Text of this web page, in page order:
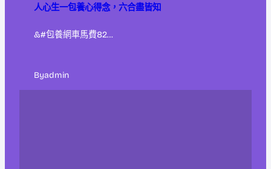
人心生一包養心得念，六合盡皆知
&#包養網車馬費82…
Byadmin